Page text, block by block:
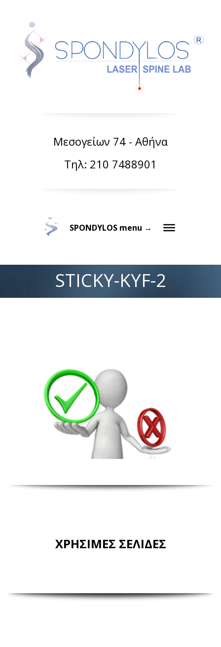
Μεσογείων 74 - Αθήνα
Τηλ: 210 7488901
SPONDYLOS menu →
STICKY-KYF-2
ΧΡΗΣΙΜΕΣ ΣΕΛΙΔΕΣ